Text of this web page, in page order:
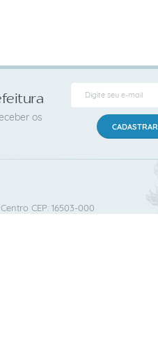
os
CADASTRAR
CEP: 16503‐000